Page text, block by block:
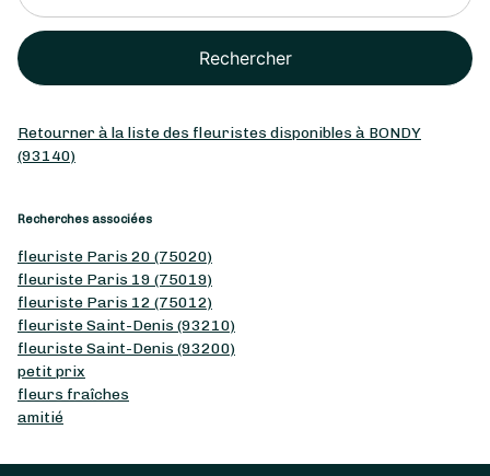
Rechercher
Retourner à la liste des fleuristes disponibles à BONDY
(93140)
Recherches associées
fleuriste Paris 20 (75020)
fleuriste Paris 19 (75019)
fleuriste Paris 12 (75012)
fleuriste Saint-Denis (93210)
fleuriste Saint-Denis (93200)
petit prix
fleurs fraîches
amitié